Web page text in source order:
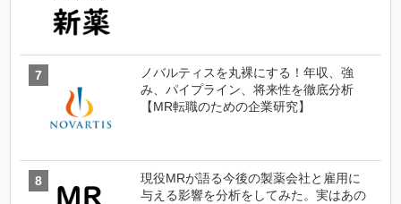
ノバルティスを丸裸にする！年収、強
み、パイプライン、将来性を徹底分析
【MR転職のための企業研究】
現役MRが語る今後の製薬会社と雇用に
与える影響を分析をしてみた。実はあの